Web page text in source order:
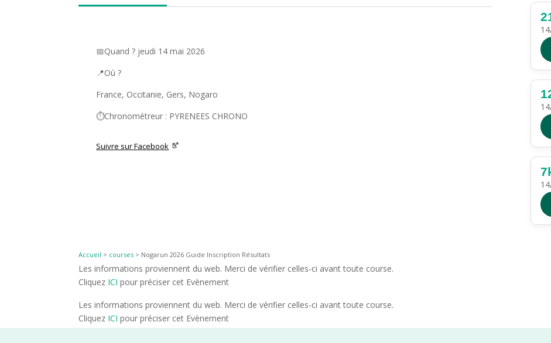
📅Quand ? jeudi 14 mai 2026
📍Où ?
France, Occitanie, Gers, Nogaro
⏱️Chronomètreur : PYRENEES CHRONO
Suivre sur Facebook
Accueil > courses > Nogarun 2026 Guide Inscription Résultats
Les informations proviennent du web. Merci de vérifier celles-ci avant toute course.
Cliquez ICI pour préciser cet Evènement
Les informations proviennent du web. Merci de vérifier celles-ci avant toute course.
Cliquez ICI pour préciser cet Evènement